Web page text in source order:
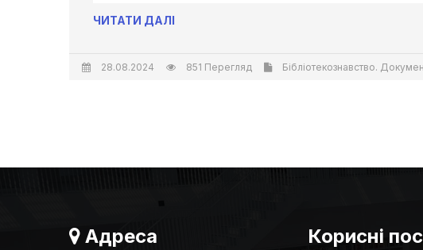
ЧИТАТИ ДАЛІ
28.08.2024 851 Перегляд Бібліотекознавство.
Адреса Корисні